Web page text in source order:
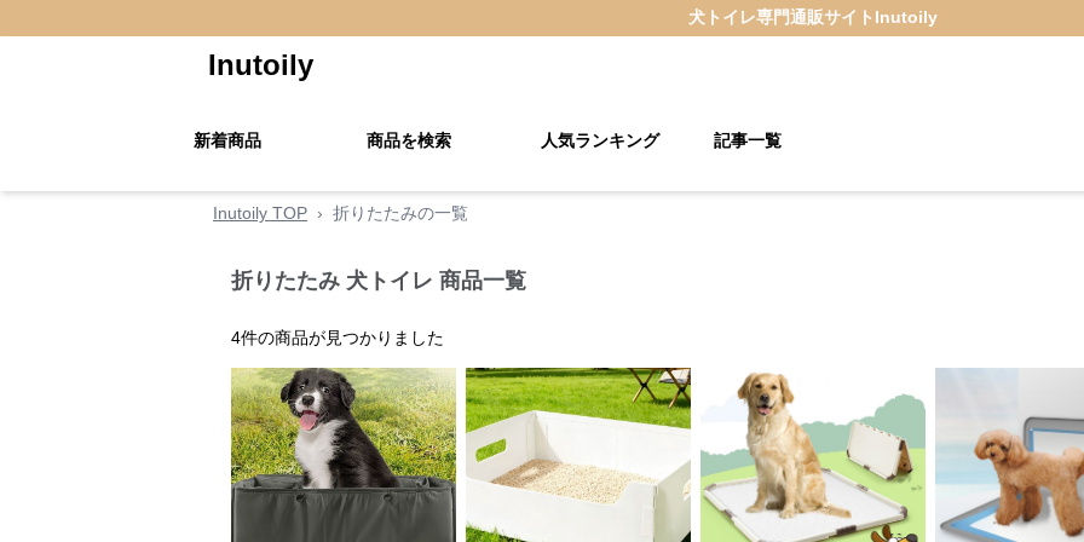
犬トイレ専門通販サイト Inutoily
Inutoily
新着商品 商品を検索 人気ランキング 記事一覧
Inutoily TOP › 折りたたみの一覧
折りたたみ 犬トイレ 商品一覧
4件の商品が見つかりました